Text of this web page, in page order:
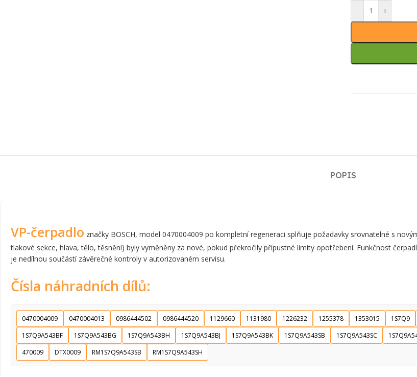
- +
POPIS
VP-čerpadlo značky BOSCH, model 0470004009 po kompletní regeneraci splňuje požadavky srovnatelné s
tlakové sekce, hlava, tělo, těsnění) byly vyměněny za nové, pokud překročily přípustné limity opotřebení. Funkčnost
je nedílnou součástí závěrečné kontroly v autorizovaném servisu.
Čísla náhradních dílů:
0470004009 0470004013 0986444502 0986444520 1129660 1131980 1226232 1255378 1353015 1S7Q9
1S7Q9A543BF
1S7Q9A543BG 1S7Q9A543BH 1S7Q9A543BJ 1S7Q9A543BK 1S7Q9A543SB 1S7Q9A543SC
470009
DTX0009 RM1S7Q9A543SB RM1S7Q9A543SH